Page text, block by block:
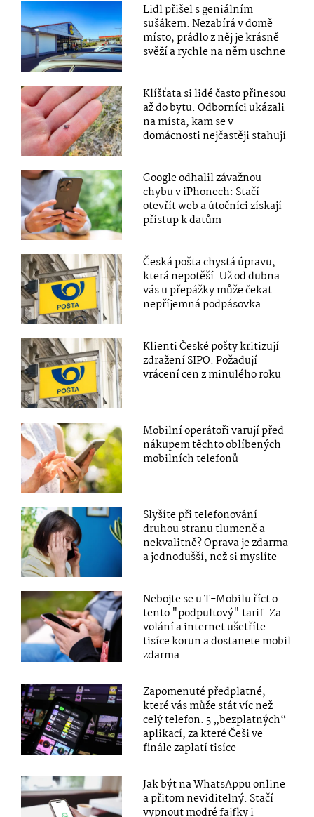
Lidl přišel s geniálním
sušákem. Nezabírá v domě
místo, prádlo z něj je krásně
svěží a rychle na něm uschne
Klíšťata si lidé často přinesou
až do bytu. Odborníci ukázali
na místa, kam se v
domácnosti nejčastěji stahují
Google odhalil závažnou
chybu v iPhonech: Stačí
otevřít web a útočníci získají
přístup k datům
Česká pošta chystá úpravu,
která nepotěší. Už od dubna
vás u přepážky může čekat
nepříjemná podpásovka
Klienti České pošty kritizují
zdražení SIPO. Požadují
vrácení cen z minulého roku
Mobilní operátoři varují před
nákupem těchto oblíbených
mobilních telefonů
Slyšíte při telefonování
druhou stranu tlumeně a
nekvalitně? Oprava je zdarma
a jednodušší, než si myslíte
Nebojte se u T-Mobilu říct o
tento "podpultový" tarif. Za
volání a internet ušetříte
tisíce korun a dostanete mobil
zdarma
Zapomenuté předplatné,
které vás může stát víc než
celý telefon. 5 „bezplatných“
aplikací, za které Češi ve
finále zaplatí tisíce
Jak být na WhatsAppu online
a přitom neviditelný. Stačí
vypnout modré fajfky i